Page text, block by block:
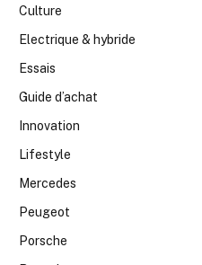
Culture
Electrique & hybride
Essais
Guide d’achat
Innovation
Lifestyle
Mercedes
Peugeot
Porsche